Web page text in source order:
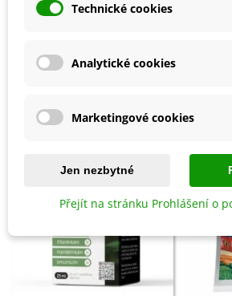
Technické cookies
Analytické cookies
Marketingové cookies
Jen nezbytné
Přejít na stránku Prohlášení o